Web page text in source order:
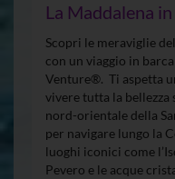
La Maddalena
Scopri le meraviglie
con un viaggio in
Venture®. Ti aspetta
vivere tutta la bellezza
nord-orientale della
per navigare lungo la
luoghi iconici come
Pevero e le acque